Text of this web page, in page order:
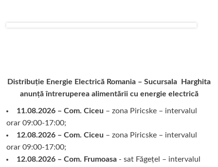
Distribuție Energie Electrică Romania – Sucursala Harghita
anunță întreruperea alimentării cu energie electrică
11.08.2026 – Com. Ciceu – zona Piricske – intervalul
orar 09:00-17:00;
12.08.2026 – Com. Ciceu – zona Piricske – intervalul
orar 09:00-17:00;
12.08.2026 – Com. Frumoasa- sat Făgețel – intervalul